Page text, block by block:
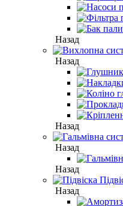
Назад
Назад
Назад
Назад
Назад
Назад